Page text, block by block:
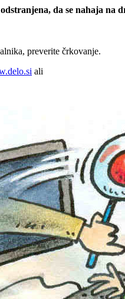
da se nahaja na
preverite črkovanje.
ali